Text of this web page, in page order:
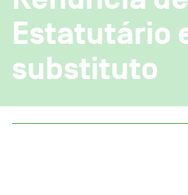
Estatutário
substituto